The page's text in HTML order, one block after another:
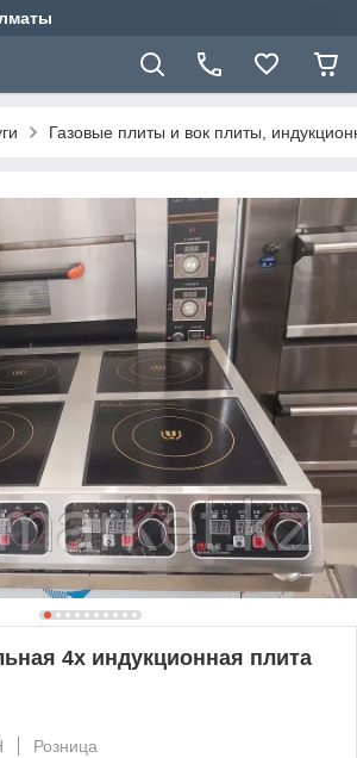
Газовые плиты и вок плиты,
4х индукционная плита
Розница